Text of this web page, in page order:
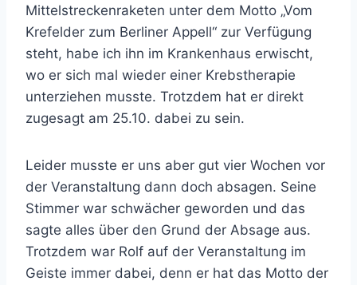
Mittelstreckenraketen unter dem Motto „Vom
Krefelder zum Berliner Appell“ zur Verfügung
steht, habe ich ihn im Krankenhaus erwischt,
wo er sich mal wieder einer Krebstherapie
unterziehen musste. Trotzdem hat er direkt
zugesagt am 25.10. dabei zu sein.
Leider musste er uns aber gut vier Wochen vor
der Veranstaltung dann doch absagen. Seine
Stimmer war schwächer geworden und das
sagte alles über den Grund der Absage aus.
Trotzdem war Rolf auf der Veranstaltung im
Geiste immer dabei, denn er hat das Motto der